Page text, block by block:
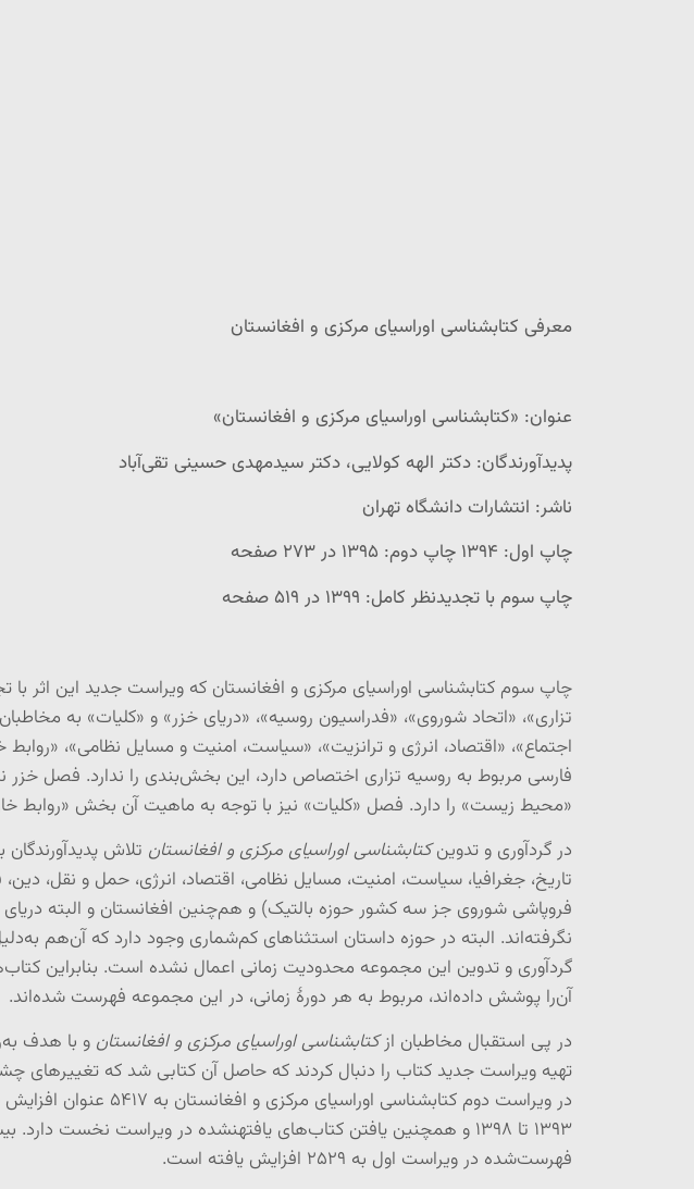
معرفی کتابشناسی اوراسیای مرکزی و افغانستان
عنوان: «کتابشناسی اوراسیای مرکزی و افغانستان»
پدیدآورندگان: دکتر الهه کولایی، دکتر سیدمهدی حسینی تقی‌آباد
ناشر: انتشارات دانشگاه تهران
چاپ اول: ۱۳۹۴ چاپ دوم: ۱۳۹۵ در ۲۷۳ صفحه
چاپ سوم با تجدیدنظر کامل: ۱۳۹۹ در ۵۱۹ صفحه
چاپ سوم کتابشناسی اوراسیای مرکزی و افغانستان که ویراست جدید این اثر
تزاری»، «اتحاد شوروی»، «فدراسیون روسیه»، «دریای خزر» و «کلیات» به
اجتماع»، «اقتصاد، انرژی و ترانزیت»، «سیاست، امنیت و مسایل نظامی»،
فارسی مربوط به روسیه تزاری اختصاص دارد، این بخش‌بندی را ندارد. فصل
«محیط زیست» را دارد. فصل «کلیات» نیز با توجه به ماهیت آن بخش «روابط
در گردآوری و تدوینکتابشناسی اوراسیای مرکزی و افغانستان تلاش
تاریخ، جغرافیا، سیاست، امنیت، مسایل نظامی، اقتصاد، انرژی، حمل و نقل،
فروپاشی شوروی جز سه کشور حوزه بالتیک) و هم‌چنین افغانستان و البته
نگرفته‌اند. البته در حوزه داستان استثناهای کم‌شماری وجود دارد که آن‌هم
گرد‌آوری و تدوین این مجموعه محدودیت زمانی اعمال نشده است. بنابراین
آن‌را پوشش داده‌اند، مربوط به هر دورۀ زمانی، در این مجموعه فهرست شده‌اند.
در پی استقبال مخاطبان ازکتابشناسی اوراسیای مرکزی و افغانستان و با هدف
در ویراست دوم
فهرست‌شده در ویراست اول به ۲۵۲۹ افزایش یافته است.